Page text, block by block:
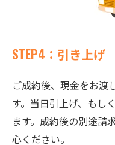
STEP4：引き上げ
ご成約後、現金をお渡
す。当日引上げ、もし
ます。成約後の別途請
心ください。